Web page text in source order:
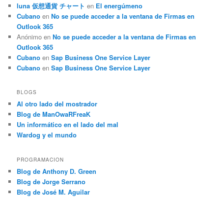
luna 仮想通貨 チャート en El energúmeno
Cubano enNo se puede acceder a la ventana de Firmas en
Outlook 365
Anónimo enNo se puede acceder a la ventana de Firmas en
Outlook 365
Cubano enSap Business One Service Layer
Cubano enSap Business One Service Layer
BLOGS
Al otro lado del mostrador
Blog de ManOwaRFreaK
Un informático en el lado del mal
Wardog y el mundo
PROGRAMACION
Blog de Anthony D. Green
Blog de Jorge Serrano
Blog de José M. Aguilar